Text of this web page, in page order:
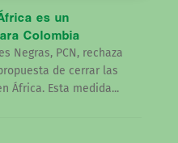
es un
Colombia
Negras, PCN, rechaza
de cerrar las
África. Esta medida...